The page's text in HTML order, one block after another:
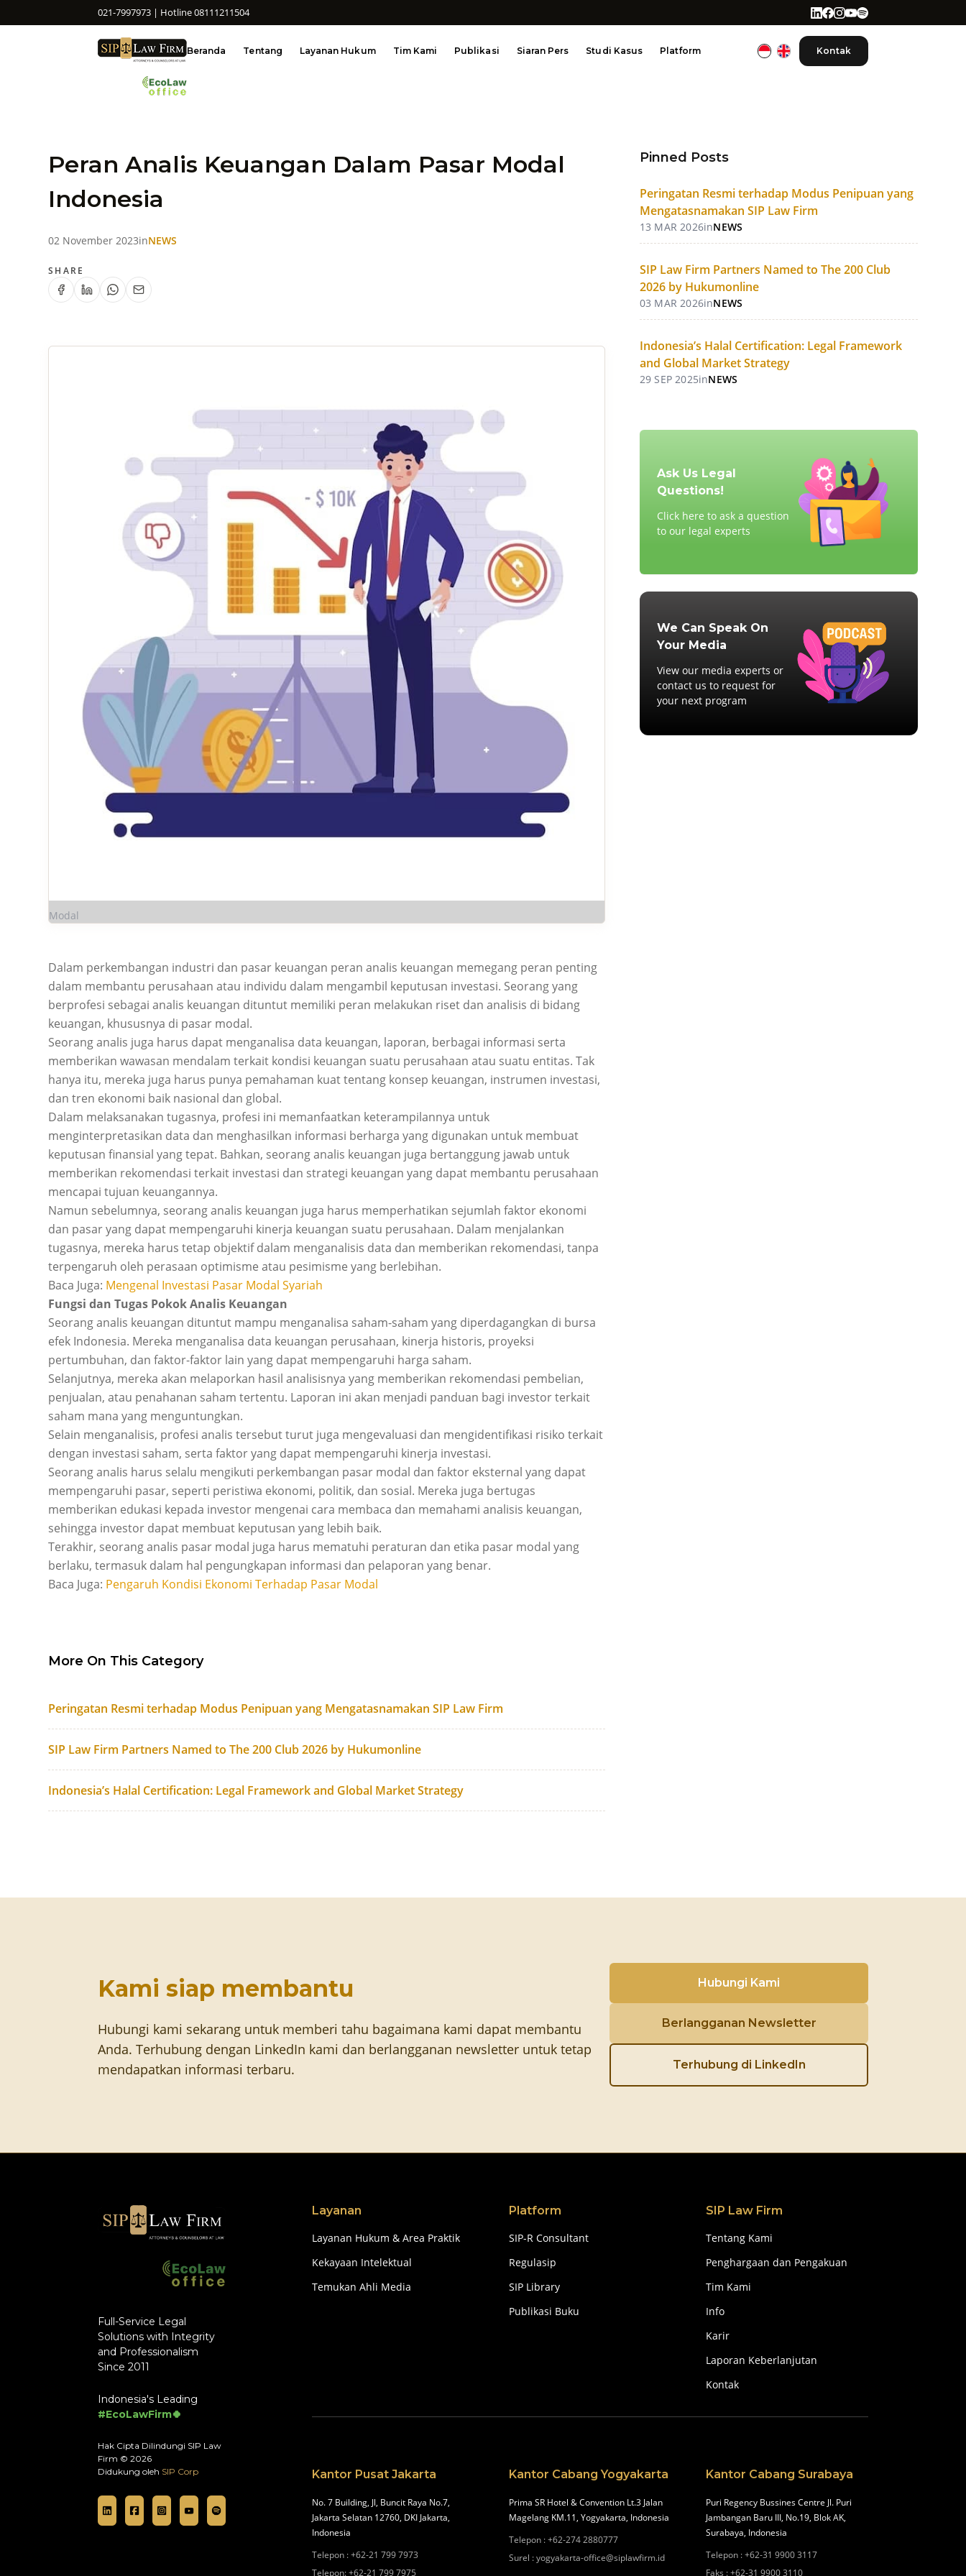
021-7997973 | Hotline 08111211504
Beranda Tentang Layanan Hukum Tim Kami Publikasi Siaran Pers Studi Kasus Platform Kontak
Peran Analis Keuangan Dalam Pasar Modal
Indonesia
02 November 2023inNEWS
SHARE
Modal
Dalam perkembangan industri dan pasar keuangan peran analis keuangan memegang peran penting
dalam membantu perusahaan atau individu dalam mengambil keputusan investasi. Seorang yang
berprofesi sebagai analis keuangan dituntut memiliki peran melakukan riset dan analisis di bidang
keuangan, khususnya di pasar modal.
Seorang analis juga harus dapat menganalisa data keuangan, laporan, berbagai informasi serta
memberikan wawasan mendalam terkait kondisi keuangan suatu perusahaan atau suatu entitas. Tak
hanya itu, mereka juga harus punya pemahaman kuat tentang konsep keuangan, instrumen investasi,
dan tren ekonomi baik nasional dan global.
Dalam melaksanakan tugasnya, profesi ini memanfaatkan keterampilannya untuk
menginterpretasikan data dan menghasilkan informasi berharga yang digunakan untuk membuat
keputusan finansial yang tepat. Bahkan, seorang analis keuangan juga bertanggung jawab untuk
memberikan rekomendasi terkait investasi dan strategi keuangan yang dapat membantu perusahaan
mencapai tujuan keuangannya.
Namun sebelumnya, seorang analis keuangan juga harus memperhatikan sejumlah faktor ekonomi
dan pasar yang dapat mempengaruhi kinerja keuangan suatu perusahaan. Dalam menjalankan
tugasnya, mereka harus tetap objektif dalam menganalisis data dan memberikan rekomendasi, tanpa
terpengaruh oleh perasaan optimisme atau pesimisme yang berlebihan.
Baca Juga: Mengenal Investasi Pasar Modal Syariah
Fungsi dan Tugas Pokok Analis Keuangan
Seorang analis keuangan dituntut mampu menganalisa saham-saham yang diperdagangkan di bursa
efek Indonesia. Mereka menganalisa data keuangan perusahaan, kinerja historis, proyeksi
pertumbuhan, dan faktor-faktor lain yang dapat mempengaruhi harga saham.
Selanjutnya, mereka akan melaporkan hasil analisisnya yang memberikan rekomendasi pembelian,
penjualan, atau penahanan saham tertentu. Laporan ini akan menjadi panduan bagi investor terkait
saham mana yang menguntungkan.
Selain menganalisis, profesi analis tersebut turut juga mengevaluasi dan mengidentifikasi risiko terkait
dengan investasi saham, serta faktor yang dapat mempengaruhi kinerja investasi.
Seorang analis harus selalu mengikuti perkembangan pasar modal dan faktor eksternal yang dapat
mempengaruhi pasar, seperti peristiwa ekonomi, politik, dan sosial. Mereka juga bertugas
memberikan edukasi kepada investor mengenai cara membaca dan memahami analisis keuangan,
sehingga investor dapat membuat keputusan yang lebih baik.
Terakhir, seorang analis pasar modal juga harus mematuhi peraturan dan etika pasar modal yang
berlaku, termasuk dalam hal pengungkapan informasi dan pelaporan yang benar.
Baca Juga: Pengaruh Kondisi Ekonomi Terhadap Pasar Modal
More On This Category
Peringatan Resmi terhadap Modus Penipuan yang Mengatasnamakan SIP Law Firm
SIP Law Firm Partners Named to The 200 Club 2026 by Hukumonline
Indonesia’s Halal Certification: Legal Framework and Global Market Strategy
Pinned Posts
Peringatan Resmi terhadap Modus Penipuan yang
Mengatasnamakan SIP Law Firm
13 MAR 2026inNEWS
SIP Law Firm Partners Named to The 200 Club
2026 by Hukumonline
03 MAR 2026inNEWS
Indonesia’s Halal Certification: Legal Framework
and Global Market Strategy
29 SEP 2025inNEWS
Ask Us Legal
Questions!
Click here to ask a question
to our legal experts
We Can Speak On
Your Media
View our media experts or
contact us to request for
your next program
Kami siap membantu
Hubungi kami sekarang untuk memberi tahu bagaimana kami dapat membantu
Anda. Terhubung dengan LinkedIn kami dan berlangganan newsletter untuk tetap
mendapatkan informasi terbaru.
Hubungi Kami
Berlangganan Newsletter
Terhubung di LinkedIn
Full-Service Legal
Solutions with Integrity
and Professionalism
Since 2011
Indonesia's Leading
#EcoLawFirm🍀
Hak Cipta Dilindungi SIP Law
Firm © 2026
Didukung oleh SIP Corp
Layanan
Layanan Hukum & Area Praktik
Kekayaan Intelektual
Temukan Ahli Media
Platform
SIP-R Consultant
Regulasip
SIP Library
Publikasi Buku
SIP Law Firm
Tentang Kami
Penghargaan dan Pengakuan
Tim Kami
Info
Karir
Laporan Keberlanjutan
Kontak
Kantor Pusat Jakarta
No. 7 Building, Jl, Buncit Raya No.7,
Jakarta Selatan 12760, DKI Jakarta,
Indonesia
Telepon :+62-21 799 7973
Telepon:+62-21 799 7975
Kantor Cabang Yogyakarta
Prima SR Hotel & Convention Lt.3 Jalan
Magelang KM.11, Yogyakarta, Indonesia
Telepon :+62-274 2880777
Surel :yogyakarta-office@siplawfirm.id
Kantor Cabang Surabaya
Puri Regency Bussines Centre Jl. Puri
Jambangan Baru III, No.19, Blok AK,
Surabaya, Indonesia
Telepon :+62-31 9900 3117
Faks :+62-31 9900 3110